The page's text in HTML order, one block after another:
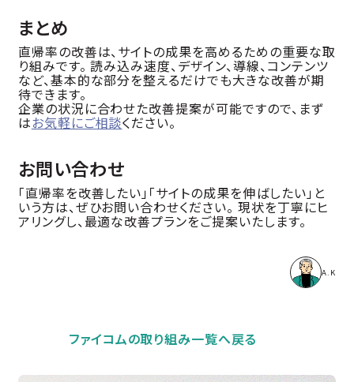
まとめ
直帰率の改善は、サイトの成果を高めるための重要な取
り組みです。 読み込み速度、デザイン、導線、コンテンツ
など、基本的な部分を整えるだけでも大きな改善が期
待できます。
企業の状況に合わせた改善提案が可能ですので、まず
はお気軽にご相談ください。
お問い合わせ
「直帰率を改善したい」「サイトの成果を伸ばしたい」と
いう方は、ぜひお問い合わせください。 現状を丁寧にヒ
アリングし、最適な改善プランをご提案いたします。
A.K
ファイコムの取り組み一覧へ戻る